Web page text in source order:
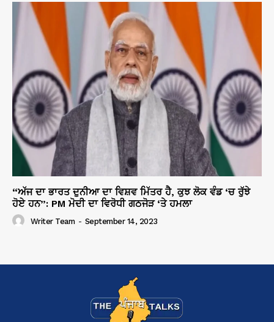
“ਅੱਜ ਦਾ ਭਾਰਤ ਦੁਨੀਆ ਦਾ ਵਿਸ਼ਵ ਮਿੱਤਰ ਹੈ, ਕੁਝ ਲੋਕ ਵੰਡ ‘ਚ ਰੁੱਝੇ
ਹੋਏ ਹਨ”: PM ਮੋਦੀ ਦਾ ਵਿਰੋਧੀ ਗਠਜੋੜ ‘ਤੇ ਹਮਲਾ
Writer Team - September 14, 2023